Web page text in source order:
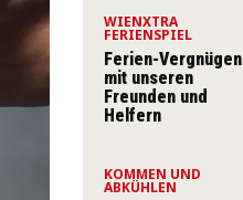
WIENXTRA
FERIENSPIEL
Ferien-Vergnügen
mit unseren
Freunden und
Helfern
KOMMEN UND
ABKÜHLEN